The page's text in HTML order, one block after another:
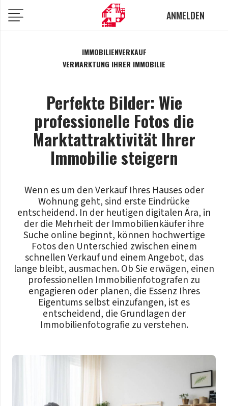
ANMELDEN
IMMOBILIENVERKAUF
VERMARKTUNG IHRER IMMOBILIE
Perfekte Bilder: Wie
professionelle Fotos die
Marktattraktivität Ihrer
Immobilie steigern
Wenn es um den Verkauf Ihres Hauses oder
Wohnung geht, sind erste Eindrücke
entscheidend. In der heutigen digitalen Ära, in
der die Mehrheit der Immobilienkäufer ihre
Suche online beginnt, können hochwertige
Fotos den Unterschied zwischen einem
schnellen Verkauf und einem Angebot, das
lange bleibt, ausmachen. Ob Sie erwägen, einen
professionellen Immobilienfotografen zu
engagieren oder planen, die Essenz Ihres
Eigentums selbst einzufangen, ist es
entscheidend, die Grundlagen der
Immobilienfotografie zu verstehen.